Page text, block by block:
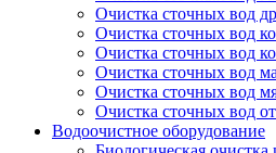
Очистка сточных вод
Очистка сточных вод
Очистка сточных вод
Очистка сточных вод
Очистка сточных вод
Очистка сточных вод
Водоочистное оборудование